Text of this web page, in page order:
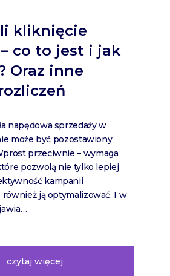
kliknięcie
co to jest i jak
Oraz inne
napędowa sprzedaży w
może być pozostawiony
przeciwnie – wymaga
pozwolą nie tylko lepiej
kampanii
również ją optymalizować. I w
czytaj więcej